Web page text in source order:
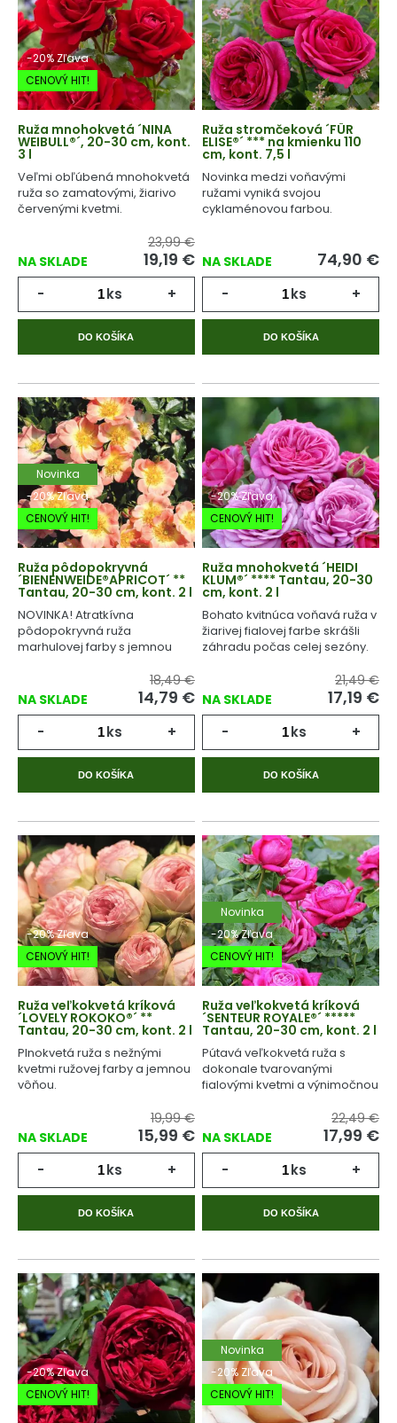
-20% Zľava
CENOVÝ HIT!
Ruža mnohokvetá ´NINA
WEIBULL®´, 20-30 cm, kont.
3 l
Veľmi obľúbená mnohokvetá
ruža so zamatovými, žiarivo
červenými kvetmi.
NA SKLADE
23,99 €
19,19 €
- ks +
DO KOŠÍKA
Ruža stromčeková ´FÜR
ELISE®´ *** na kmienku 110
cm, kont. 7,5 l
Novinka medzi voňavými
ružami vyniká svojou
cyklaménovou farbou.
NA SKLADE 74,90 €
- ks +
DO KOŠÍKA
Novinka
-20% Zľava
CENOVÝ HIT!
Ruža pôdopokryvná
´BIENENWEIDE®APRICOT´ **
Tantau, 20-30 cm, kont. 2 l
NOVINKA! Atratkívna
pôdopokryvná ruža
marhulovej farby s jemnou
NA SKLADE
18,49 €
14,79 €
- ks +
DO KOŠÍKA
-20% Zľava
CENOVÝ HIT!
Ruža mnohokvetá ´HEIDI
KLUM®´ **** Tantau, 20-30
cm, kont. 2 l
Bohato kvitnúca voňavá ruža v
žiarivej fialovej farbe skrášli
záhradu počas celej sezóny.
NA SKLADE
21,49 €
17,19 €
- ks +
DO KOŠÍKA
-20% Zľava
CENOVÝ HIT!
Ruža veľkokvetá kríková
´LOVELY ROKOKO®´ **
Tantau, 20-30 cm, kont. 2 l
Plnokvetá ruža s nežnými
kvetmi ružovej farby a jemnou
vôňou.
NA SKLADE
19,99 €
15,99 €
- ks +
DO KOŠÍKA
Novinka
-20% Zľava
CENOVÝ HIT!
Ruža veľkokvetá kríková
´SENTEUR ROYALE®´ *****
Tantau, 20-30 cm, kont. 2 l
Pútavá veľkokvetá ruža s
dokonale tvarovanými
fialovými kvetmi a výnimočnou
NA SKLADE
22,49 €
17,99 €
- ks +
DO KOŠÍKA
-20% Zľava
CENOVÝ HIT!
Novinka
-20% Zľava
CENOVÝ HIT!